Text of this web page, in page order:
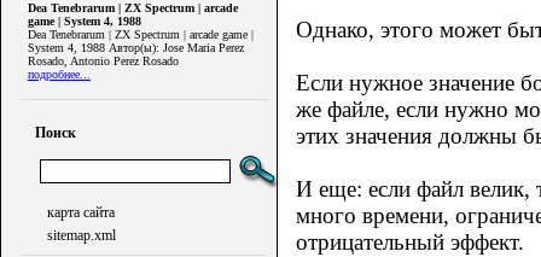
Dea Tenebrarum | ZX Spectrum | arcade
game | System 4, 1988
Dea Tenebrarum | ZX Spectrum | arcade game |
System 4, 1988 Автор(ы): Jose Maria Perez
Rosado, Antonio Perez Rosado
подробнее...
Поиск
карта сайта
sitemap.xml
Однако, этого может
Если нужное значение
же файле, если нужно
этих значения должны
И еще: если файл велик,
много времени,
отрицательный эффект.